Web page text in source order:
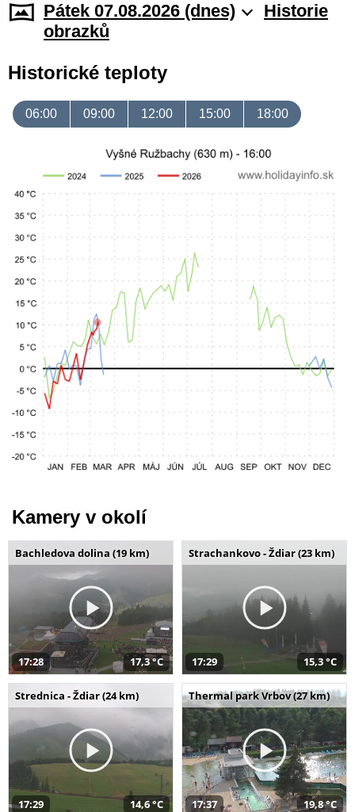
Pátek 07.08.2026 (dnes)
Historie
obrazků
Historické teploty
06:00 09:00 12:00 15:00 18:00
Kamery v okolí
Bachledova dolina (19 km)
17:28 17,3 °C
Strachankovo - Ždiar (23 km)
17:29 15,3 °C
Strednica - Ždiar (24 km)
17:29 14,6 °C
Thermal park Vrbov (27 km)
17:37 19,8 °C